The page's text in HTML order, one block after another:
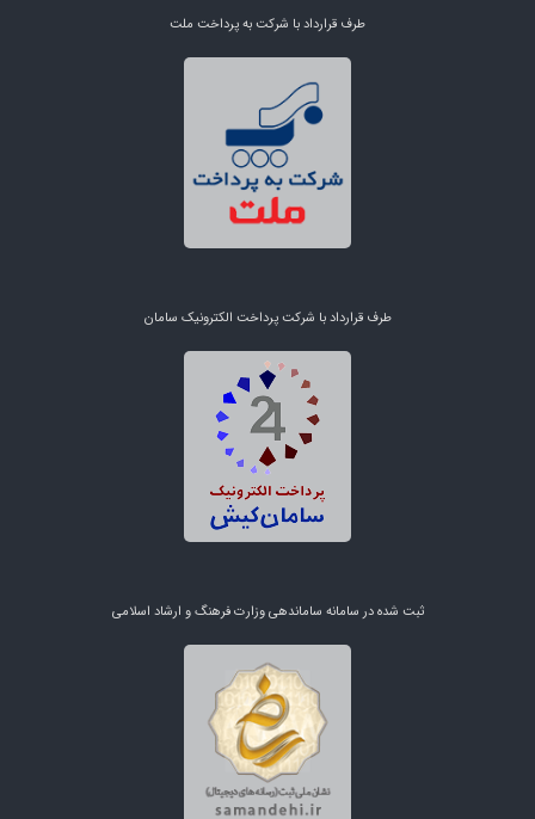
طرف قرارداد با شرکت به پرداخت ملت
طرف قرارداد با شرکت پرداخت الکترونیک سامان
ثبت شده در سامانه ساماندهی وزارت فرهنگ و ارشاد اسلامی